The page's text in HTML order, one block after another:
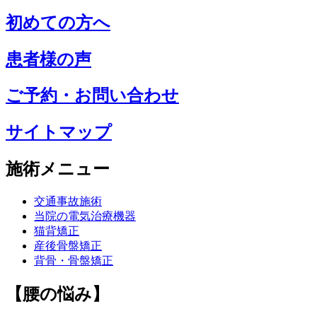
初めての方へ
患者様の声
ご予約・お問い合わせ
サイトマップ
施術メニュー
交通事故施術
当院の電気治療機器
猫背矯正
産後骨盤矯正
背骨・骨盤矯正
【腰の悩み】